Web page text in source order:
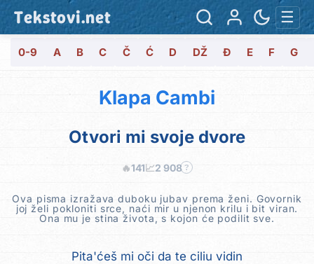
Tekstovi.net ☰
0-9 A B C Č Ć D DŽ Đ E F G
Klapa Cambi
Otvori mi svoje dvore
🔥141📈2 908 ?
Ova pisma izražava duboku jubav prema ženi. Govornik
joj želi pokloniti srce, naći mir u njenon krilu i bit viran.
Ona mu je stina života, s kojon će podilit sve.
Pita'ćeš mi oči da te ciliu vidin